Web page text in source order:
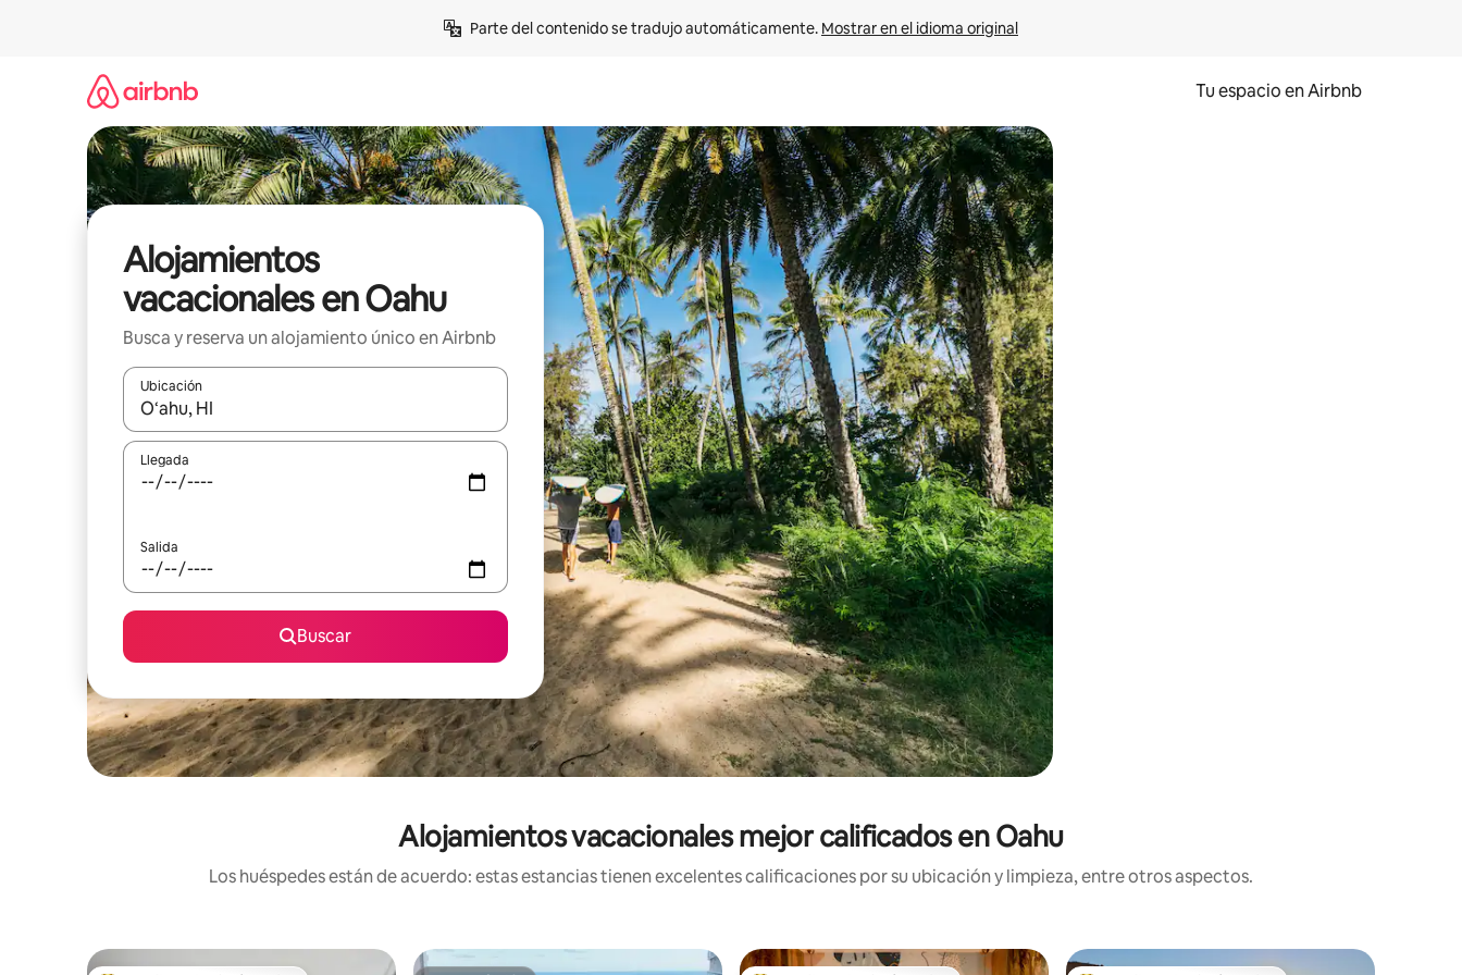
Parte del contenido se tradujo automáticamente. Mostrar en el idioma original
Tu espacio en Airbnb
Alojamientos
vacacionales en Oahu
Busca y reserva un alojamiento único en Airbnb
Ubicación
Cuando los resultados estén disponibles, podrás navegar usando las teclas de las flechas hacia arriba y hacia abajo, o bien tocando y deslizando la pantalla.
Llegada
Salida
Buscar
Alojamientos vacacionales mejor calificados en Oahu
Los huéspedes están de acuerdo: estas estancias tienen excelentes calificaciones por su ubicación y limpieza, entre otros aspectos.